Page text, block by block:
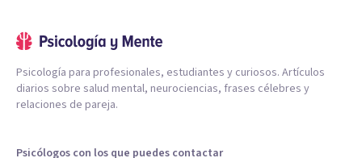
Psicología para profesionales, estudiantes y curiosos. Artículos
diarios sobre salud mental, neurociencias, frases célebres y
relaciones de pareja.
Psicólogos con los que puedes contactar